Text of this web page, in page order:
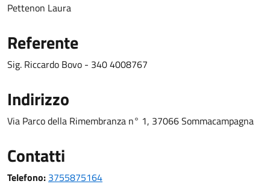
Pettenon Laura
Referente
Sig. Riccardo Bovo - 340 4008767
Indirizzo
Via Parco della Rimembranza n° 1, 37066 Sommacampagna
Contatti
Telefono: 3755875164